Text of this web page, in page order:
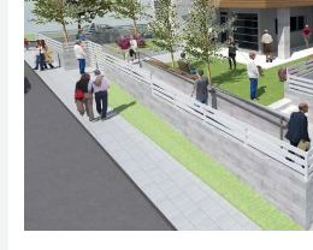
Δήμου
Παλλήνης